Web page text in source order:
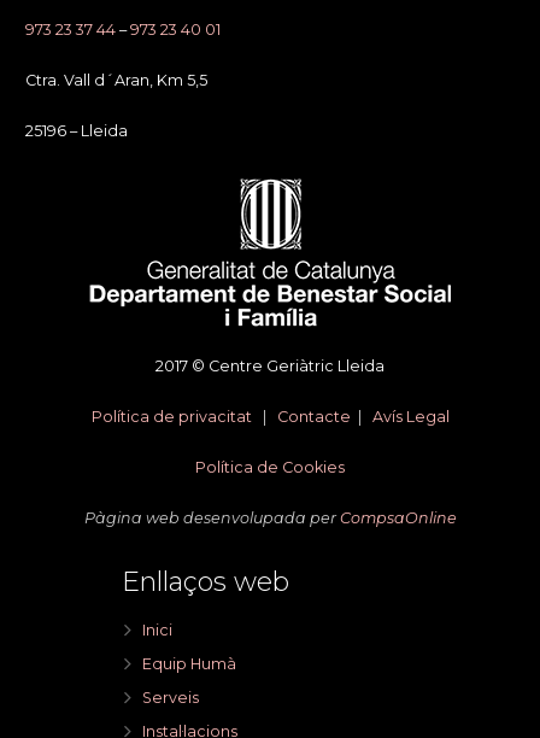
973 23 37 44 –973 23 40 01
Ctra. Vall d´Aran, Km 5,5
25196 – Lleida
2017 © Centre Geriàtric Lleida
Política de privacitat | Contacte | Avís Legal
Política de Cookies
Pàgina web desenvolupada perCompsaOnline
Enllaços web
Inici
Equip Humà
Serveis
Instal·lacions